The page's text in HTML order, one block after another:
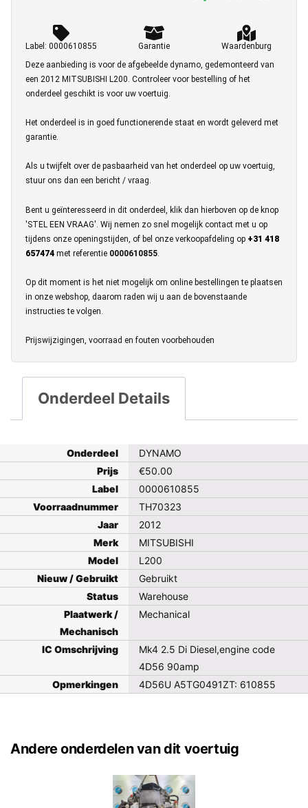
Label: 0000610855 Garantie
Waardenburg
Deze aanbieding is voor de afgebeelde dynamo, gedemonteerd van
een 2012 MITSUBISHI L200. Controleer voor bestelling of het
onderdeel geschikt is voor uw voertuig.
Het onderdeel is in goed functionerende staat en wordt geleverd met
garantie.
Als u twijfelt over de pasbaarheid van het onderdeel op uw voertuig,
stuur ons dan een bericht / vraag.
Bent u geïnteresseerd in dit onderdeel, klik dan hierboven op de knop
'STEL EEN VRAAG'. Wij nemen zo snel mogelijk contact met u op
tijdens onze openingstijden, of bel onze verkoopafdeling op +31 418
657474 met referentie 0000610855.
Op dit moment is het niet mogelijk om online bestellingen te plaatsen
in onze webshop, daarom raden wij u aan de bovenstaande
instructies te volgen.
Prijswijzigingen, voorraad en fouten voorbehouden
Onderdeel Details
Onderdeel
DYNAMO
Prijs
€50.00
Label
0000610855
Voorraadnummer
TH70323
Jaar
2012
Merk
MITSUBISHI
Model
L200
Nieuw / Gebruikt
Gebruikt
Status
Warehouse
Plaatwerk /
Mechanisch
Mechanical
IC Omschrijving
Mk4 2.5 Di Diesel,engine code
4D56 90amp
Opmerkingen
4D56U A5TG0491ZT: 610855
Andere onderdelen van dit voertuig